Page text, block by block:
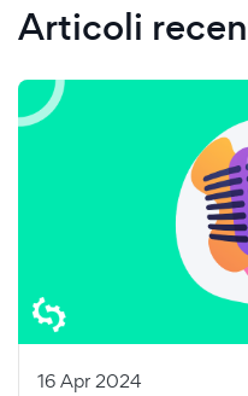
Articoli
16 Apr 2024